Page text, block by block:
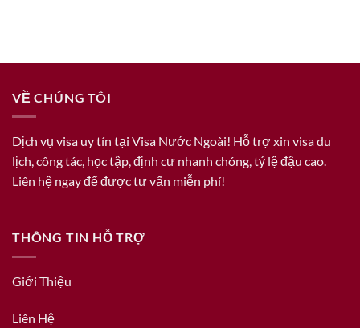
VỀ CHÚNG TÔI
Dịch vụ visa uy tín tại Visa Nước Ngoài! Hỗ trợ xin visa du
lịch, công tác, học tập, định cư nhanh chóng, tỷ lệ đậu cao.
Liên hệ ngay để được tư vấn miễn phí!
THÔNG TIN HỖ TRỢ
Giới Thiệu
Liên Hệ